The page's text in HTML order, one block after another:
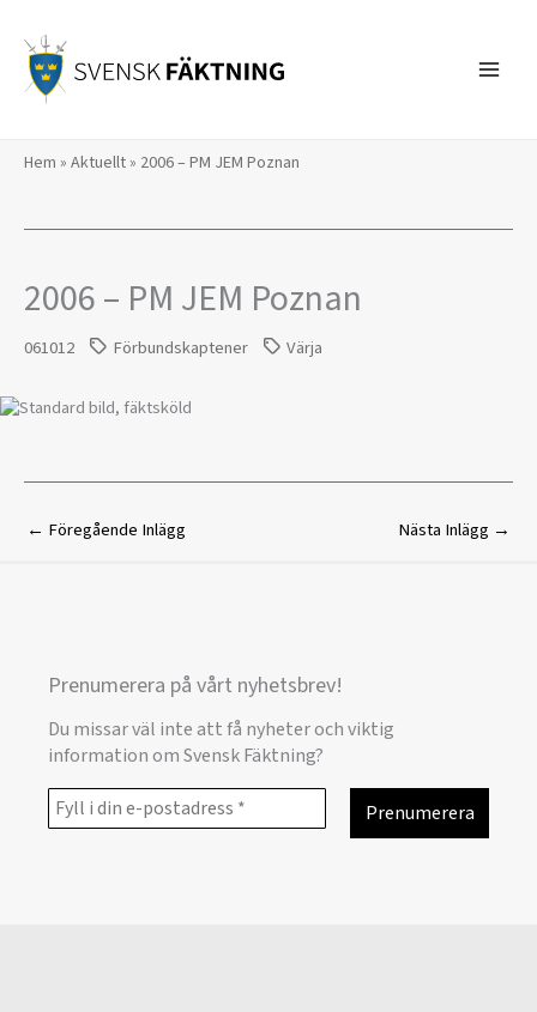
innehåll
Hem » Aktuellt» 2006 – PM JEM Poznan
2006 – PM JEM Poznan
061012 Förbundskaptener Värja
← Föregående Inlägg Nästa Inlägg →
Prenumerera på vårt nyhetsbrev!
Du missar väl inte att få nyheter och viktig
information om Svensk Fäktning?